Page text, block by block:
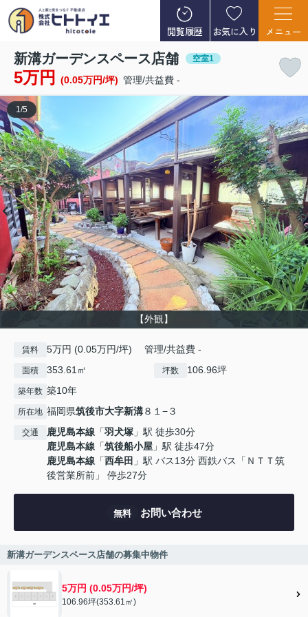
閲覧履歴 お気に入り メニュー
新溝ガーデンスペース店舗 空室1
5万円 (0.05万円/坪) 管理/共益費 -
【外観】
1 /5
賃料 5万円 (0.05万円/坪) 管理/共益費 -
面積 353.61㎡ 坪数 106.96坪
築年数 築10年
所在地 福岡県筑後市大字新溝８１−３
交通 鹿児島本線 「羽犬塚 」駅 徒歩30分
鹿児島本線 「筑後船小屋 」駅 徒歩47分
鹿児島本線 「西牟田 」駅 バス13分 西鉄バス「ＮＴＴ筑
後営業所前」 停歩27分
無料 お問い合わせ
新溝ガーデンスペース店舗の募集中物件
5万円 (0.05万円/坪)
106.96坪(353.61㎡)